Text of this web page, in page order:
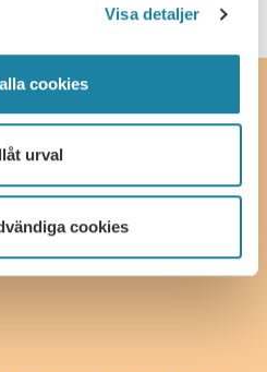
Visa detaljer
cookies
urval
cookies
och forskare